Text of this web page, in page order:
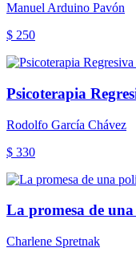
Manuel Arduino Pavón
$ 250
Psicoterapia
Rodolfo García Chávez
$ 330
La promesa de
Charlene Spretnak